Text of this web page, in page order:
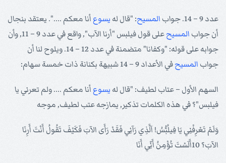
عدد 9 – 14. جواب المسيح: "قال له يسوع أنا معكم ....". يعتقد بنجال
أن جواب المسيح
على قول فيلبس "أرنا الآب", واقع في عدد 9 – 11, وأن
جوابه على قوله: "وكفانا" متضمنة في عدد 12 – 14. ويلوح لنا أن
جواب المسيحفي الأعداد 9 – 14 شبيهة بكنانة ذات خمسة سهام:
السهم الأول – عتاب لطيف: "قال له يسوع أنا معكم .... ولم تعرني يا
فيلبس"؟ في هذه الكلمات تذكير, يمازجه عتب لطيف, موجه
وَلَمْ تَعْرِفْنِي يَا فِيلُبُّسُ! اَلَّذِي رَآنِي فَقَدْ رَأَى الآبَ فَكَيْفَ تَقُولُ أَنْتَ أَرِنَا
الآبَ؟ 10أَلَسْتَ تُؤْمِنُ أَنِّي أَنَا